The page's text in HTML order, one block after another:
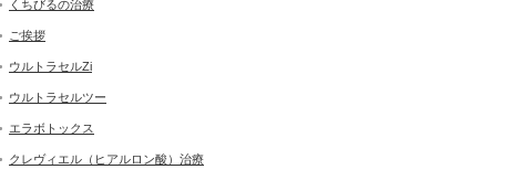
くちびるの治療
ご挨拶
ウルトラセルZi
ウルトラセルツー
エラボトックス
クレヴィエル（ヒアルロン酸）治療